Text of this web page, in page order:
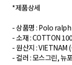
*제품상세
- 상품명 : Polo
- 소재 : COTTON
- 원산지 : VIETNAM
- 컬러 : 모스그린, 뉴